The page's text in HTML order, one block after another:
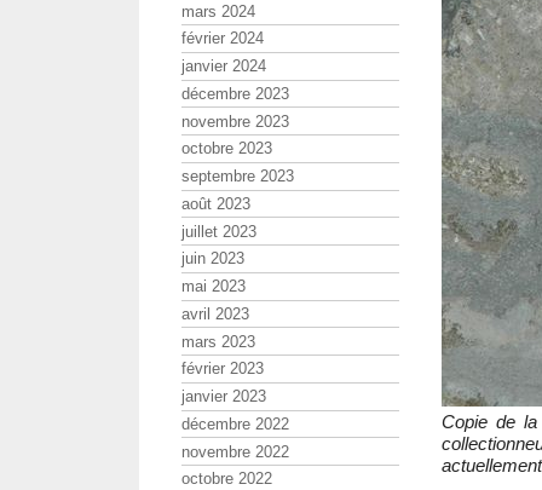
Copie de
mars 2024
février 2024
janvier 2024
décembre 2023
novembre 2023
octobre 2023
septembre 2023
août 2023
juillet 2023
juin 2023
mai 2023
avril 2023
mars 2023
février 2023
janvier 2023
décembre 2022
novembre 2022
octobre 2022